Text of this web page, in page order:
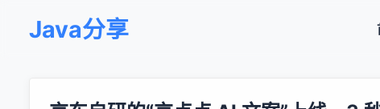
Java分享